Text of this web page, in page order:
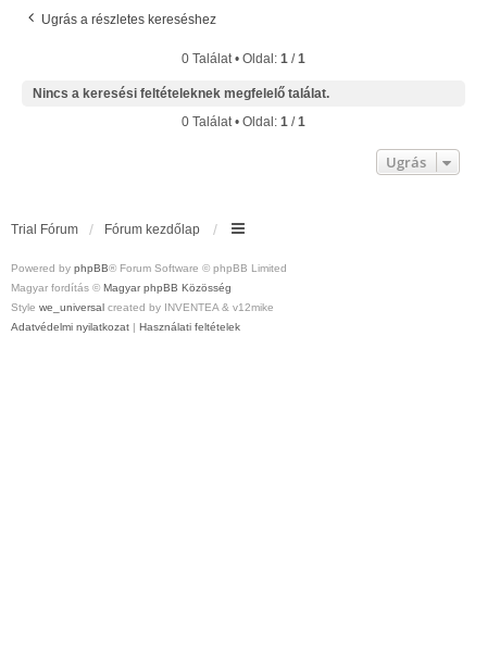
Ugrás a részletes kereséshez
0 Találat • Oldal: 1 /1
Nincs a keresési feltételeknek megfelelő találat.
0 Találat • Oldal: 1 /1
Ugrás
Trial Fórum Fórum kezdőlap
Powered by phpBB® Forum Software © phpBB Limited
Magyar fordítás © Magyar phpBB Közösség
Style we_universal created by INVENTEA & v12mike
Adatvédelmi nyilatkozat | Használati feltételek